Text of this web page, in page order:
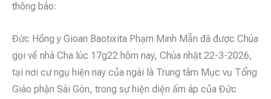
thông báo:
Đức Hồng y Gioan Baotixita Phạm Minh Mẫn đã được Chúa
gọi về nhà Cha lúc 17g22 hôm nay, Chúa nhật 22-3-2026,
tại nơi cư ngụ hiện nay của ngài là Trung tâm Mục vụ Tổng
Giáo phận Sài Gòn, trong sự hiện diện ấm áp của Đức